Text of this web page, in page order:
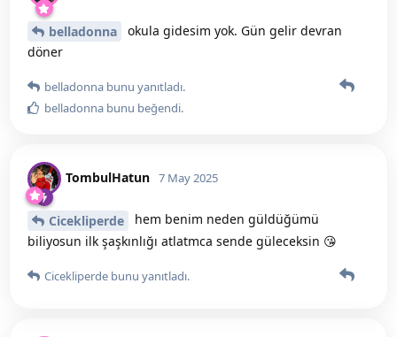
belladonna
okula gidesim yok. Gün gelir devran
döner
belladonna bunu yanıtladı.
belladonna bunu beğendi.
TombulHatun 7 May 2025
Cicekliperde
hem benim neden güldüğümü
biliyosun ilk şaşkınlığı atlatmca sende güleceksin 😘
Cicekliperde bunu yanıtladı.